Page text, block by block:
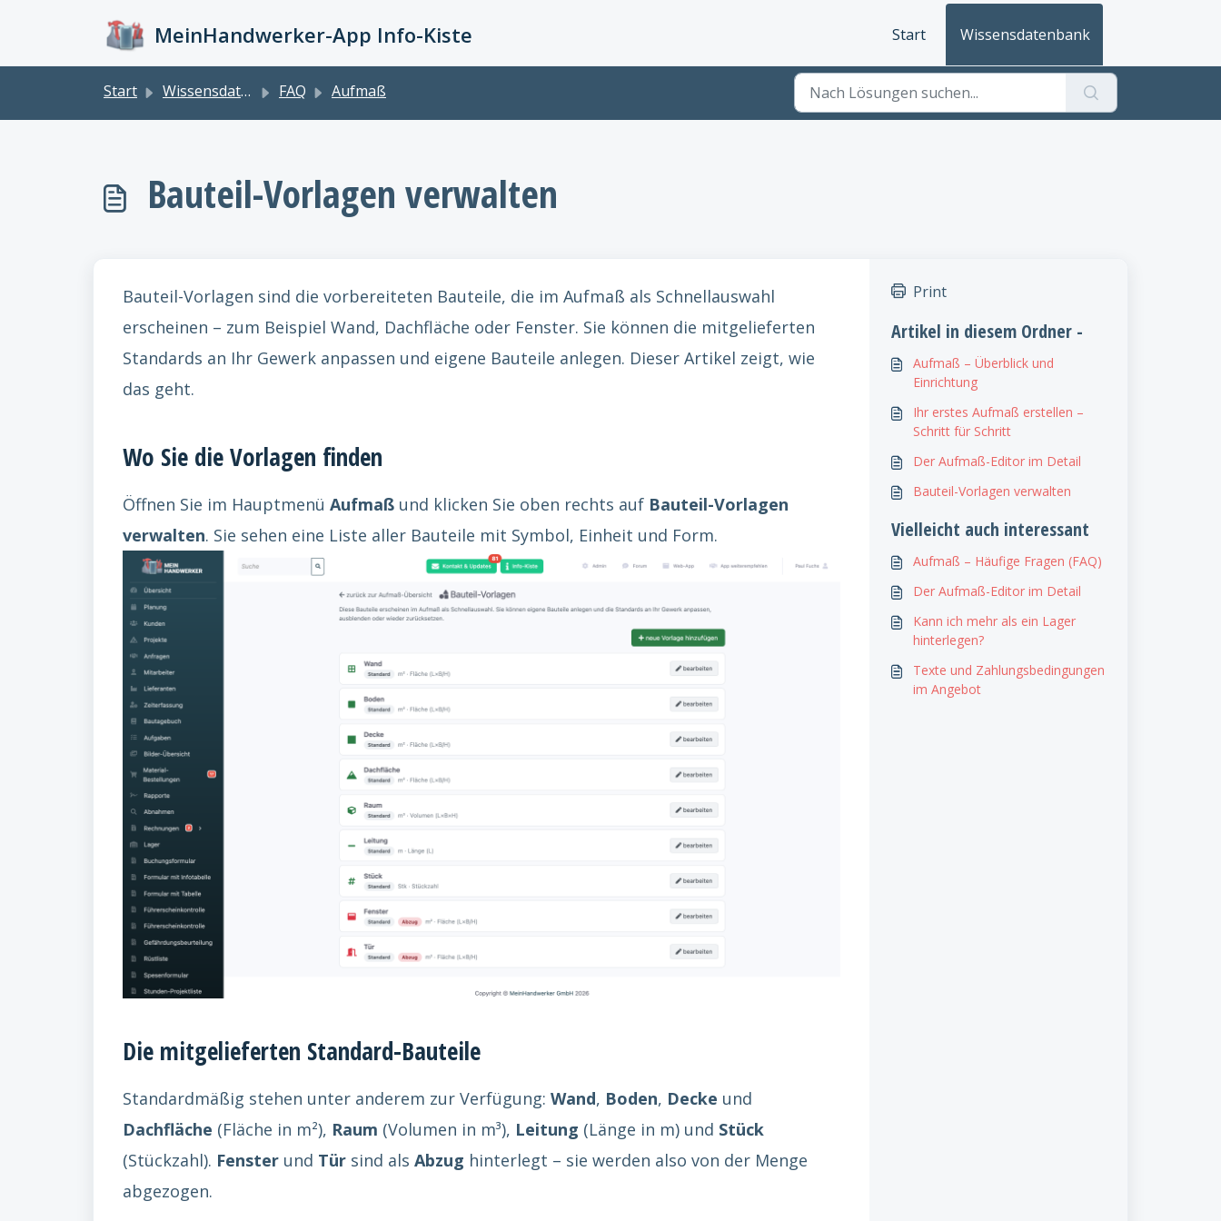
MeinHandwerker-App Info-Kiste Start Wissensdatenbank
Start Wissensdatenbank FAQ Aufmaß
Bauteil-Vorlagen verwalten
Bauteil-Vorlagen sind die vorbereiteten Bauteile, die im Aufmaß als Schnellauswahl
erscheinen – zum Beispiel Wand, Dachfläche oder Fenster. Sie können die mitgelieferten
Standards an Ihr Gewerk anpassen und eigene Bauteile anlegen. Dieser Artikel zeigt, wie
das geht.
Wo Sie die Vorlagen finden
Öffnen Sie im Hauptmenü Aufmaß und klicken Sie oben rechts auf Bauteil-Vorlagen
verwalten. Sie sehen eine Liste aller Bauteile mit Symbol, Einheit und Form.
Die mitgelieferten Standard-Bauteile
Standardmäßig stehen unter anderem zur Verfügung: Wand, Boden, Decke und
Dachfläche (Fläche in m²), Raum (Volumen in m³), Leitung (Länge in m) und Stück
(Stückzahl). Fenster und Tür sind als Abzug hinterlegt – sie werden also von der Menge
abgezogen.
Print
Artikel in diesem Ordner -
Aufmaß – Überblick und
Einrichtung
Ihr erstes Aufmaß erstellen –
Schritt für Schritt
Der Aufmaß-Editor im Detail
Bauteil-Vorlagen verwalten
Vielleicht auch interessant
Aufmaß – Häufige Fragen (FAQ)
Der Aufmaß-Editor im Detail
Kann ich mehr als ein Lager
hinterlegen?
Texte und Zahlungsbedingungen
im Angebot